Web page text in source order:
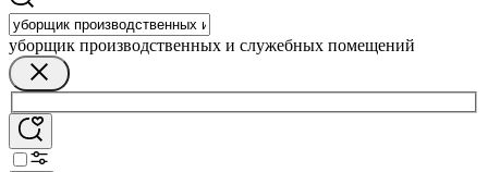
уборщик производственных и служебных помещений